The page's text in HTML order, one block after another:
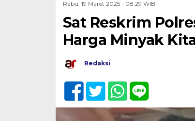
Rabu, 19 Maret 2025 - 08:29 WIB
Sat Reskrim
Harga Minyak
Redaksi